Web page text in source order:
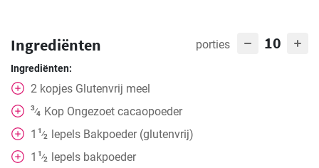
Ingrediënten porties 10
Ingrediënten:
2 kopjes Glutenvrij meel
3⁄4 Kop Ongezoet cacaopoeder
1 1⁄2 lepels Bakpoeder (glutenvrij)
1 1⁄2 lepels bakpoeder